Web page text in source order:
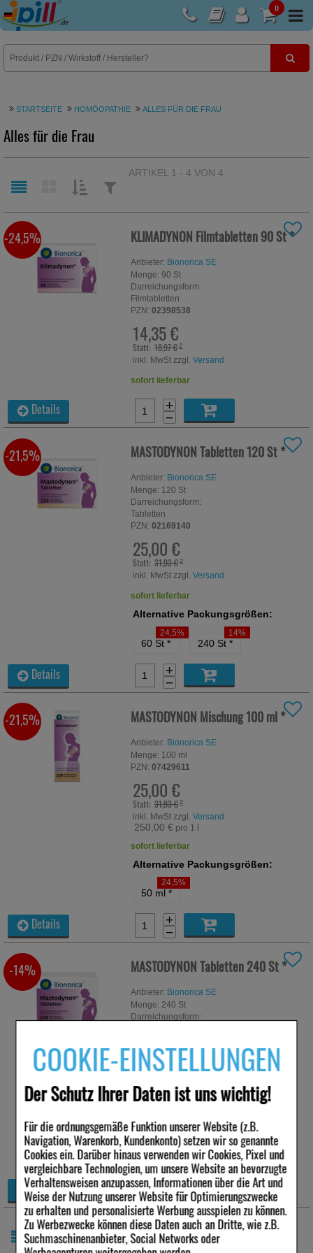
COOKIE-EINSTELLUNGEN
Der Schutz Ihrer Daten ist uns wichtig!
Für die ordnungsgemäße Funktion unserer Website (z.B.
Navigation, Warenkorb, Kundenkonto) setzen wir so genannte
Cookies ein. Darüber hinaus verwenden wir Cookies, Pixel und
vergleichbare Technologien, um unsere Website an bevorzugte
Verhaltensweisen anzupassen, Informationen über die Art und
Weise der Nutzung unserer Website für Optimierungszwecke
zu erhalten und personalisierte Werbung ausspielen zu können.
Zu Werbezwecke können diese Daten auch an Dritte, wie z.B.
Suchmaschinenanbieter, Social Networks oder
0
E-Rezept
STARTSEITE HOMÖOPATHIE ALLES FÜR DIE FRAU
Alles für die Frau
SORTIEREN
FILTERN
ARTIKEL 1 - 4 VON 4
KLIMADYNON Filmtabletten90 St*
Anbieter: Bionorica SE
Menge: 90 St
Darreichungsform:
Filmtabletten
PZN: 02398538
14,35 €
Statt: 18,97 €²
inkl. MwSt zzgl.Versand
-24,5%
sofort lieferbar
+
−
Details
MASTODYNON Tabletten120 St*
Anbieter: Bionorica SE
Menge: 120 St
Darreichungsform:
Tabletten
PZN: 02169140
25,00 €
Statt: 31,93 €²
inkl. MwSt zzgl.Versand
-21,5%
sofort lieferbar
Alternative Packungsgrößen:
60 St*
24,5%
240 St *
14%
+
−
Details
MASTODYNON Mischung100 ml*
Anbieter: Bionorica SE
Menge: 100 ml
PZN: 07429611
25,00 €
Statt: 31,93 €²
inkl. MwSt zzgl.Versand
250,00 € pro 1 l
-21,5%
sofort lieferbar
Alternative Packungsgrößen:
50 ml*
24,5%
+
−
Details
MASTODYNON Tabletten240 St*
Anbieter: Bionorica SE
Menge: 240 St
Darreichungsform:
47,61 €
inkl. MwSt zzgl. Versand
-14%
Alternative Packungsgrößen:
60 St*
24,5%
120 St*
21,5%
+
−
Details
ARTIKEL 1 - 4 VON 4